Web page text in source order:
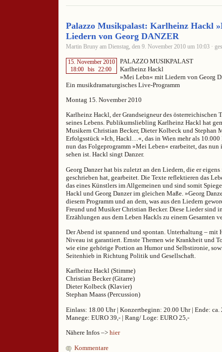
Palazzo Musikpalast: Karlheinz Hackl
Liedern von Georg DANZER
Martin Bruny am Dienstag, den 9. November 2010 um 10:03 ·
15. November 2010
18:00 bis 22:00
PALAZZO MUSIKPALAST
Karlheinz Hackl
»Mei Lebn« mit Liedern von Georg
Ein musikdramaturgisches Live-Programm
Montag 15. November 2010
Karlheinz Hackl, der Grandseigneur des österreichischen
seines Lebens. Publikumsliebling Karlheinz Hackl hat
Musikern Christian Becker, Dieter Kolbeck und Stephan
Erfolgsstück »Ich, Hackl…«, das in Wien mehr als 10.000
nun das Folgeprogramm »Mei Leben« erarbeitet, das nun
sehen ist. Hackl singt Danzer.
Georg Danzer hat bis zuletzt an den Liedern, die er
geschrieben hat, gearbeitet. Die Texte reflektieren das
das eines Künstlers im Allgemeinen und sind somit
Hackl und Georg Danzer im gleichen Maße. »Georg
diesem Programm und an dem, was aus den Liedern
Freund und Musiker Christian Becker. Diese Lieder sind
Erzählungen aus dem Leben Hackls zu einem Gesamten
Der Abend ist spannend und spontan. Unterhaltung – mit
Niveau ist garantiert. Ernste Themen wie Krankheit und
wie eine gehörige Portion an Humor und Selbstironie,
Seitenhieb in Richtung Politik und Gesellschaft.
Karlheinz Hackl (Stimme)
Christian Becker (Gitarre)
Dieter Kolbeck (Klavier)
Stephan Maass (Percussion)
Einlass: 18.00 Uhr | Konzertbeginn: 20.00 Uhr | Ende: ca.
Manege: EURO 39,- | Rang/ Loge: EURO 25,-
Nähere Infos –> hier
Kommentare